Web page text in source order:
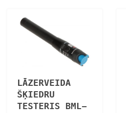
LĀZERVEIDA
ŠĶIEDRU
TESTERIS BML-